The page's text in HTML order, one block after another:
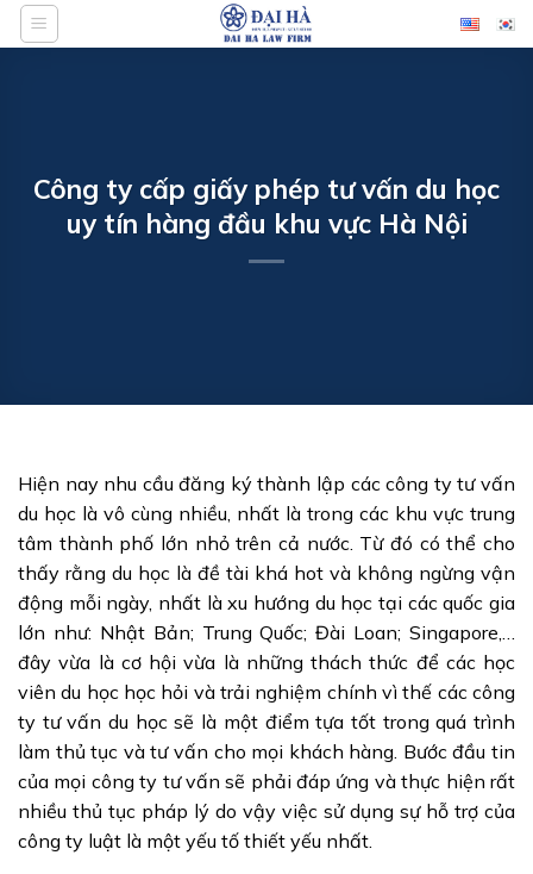
Bỏ
qua
Công ty cấp giấy phép tư vấn du học
uy tín hàng đầu khu vực Hà Nội
Hiện nay nhu cầu đăng ký thành lập các công ty tư vấn
du học là vô cùng nhiều, nhất là trong các khu vực trung
tâm thành phố lớn nhỏ trên cả nước. Từ đó có thể cho
thấy rằng du học là đề tài khá hot và không ngừng vận
động mỗi ngày, nhất là xu hướng du học tại các quốc gia
lớn như: Nhật Bản; Trung Quốc; Đài Loan; Singapore,…
đây vừa là cơ hội vừa là những thách thức để các học
viên du học học hỏi và trải nghiệm chính vì thế các công
ty tư vấn du học sẽ là một điểm tựa tốt trong quá trình
làm thủ tục và tư vấn cho mọi khách hàng. Bước đầu tin
của mọi công ty tư vấn sẽ phải đáp ứng và thực hiện rất
nhiều thủ tục pháp lý do vậy việc sử dụng sự hỗ trợ của
công ty luật là một yếu tố thiết yếu nhất.